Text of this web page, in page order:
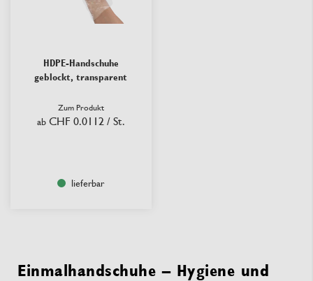
HDPE-Handschuhe
geblockt, transparent
Zum Produkt
ab CHF 0.0112 / St.
lieferbar
Einmalhandschuhe – Hygiene und